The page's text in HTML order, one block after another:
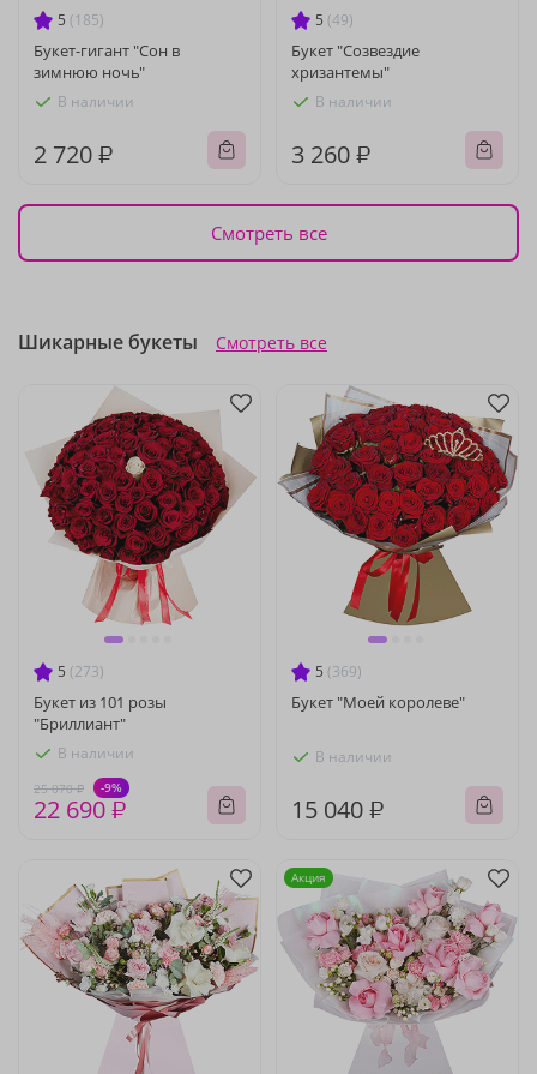
5 (185)
Букет-гигант "Сон в
зимнюю ночь"
В наличии
2 720 ₽
5 (49)
Букет "Созвездие
хризантемы"
В наличии
3 260 ₽
Смотреть все
Шикарные букеты Смотреть все
5 (273)
Букет из 101 розы
"Бриллиант"
В наличии
25 070 ₽ -9%
22 690 ₽
5 (369)
Букет "Моей королеве"
В наличии
15 040 ₽
Акция